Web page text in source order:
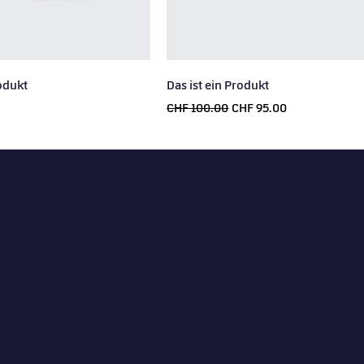
Das ist ein Produkt
Regular Price
CHF 100.00 Sale Price
CHF 95.00